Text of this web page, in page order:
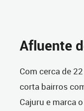
Afluente
Com cerca de
corta bairros
Cajuru e marca